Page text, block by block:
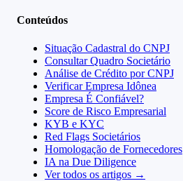
Conteúdos
Situação Cadastral do CNPJ
Consultar Quadro Societário
Análise de Crédito por CNPJ
Verificar Empresa Idônea
Empresa É Confiável?
Score de Risco Empresarial
KYB e KYC
Red Flags Societários
Homologação de Fornecedores
IA na Due Diligence
Ver todos os artigos →